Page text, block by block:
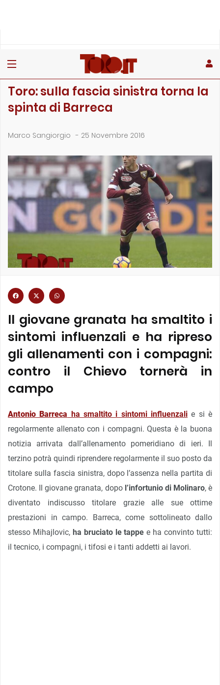
Toro: sulla fascia sinistra torna la
spinta di Barreca
Marco Sangiorgio - 25 Novembre 2016
Il giovane granata ha smaltito i
sintomi influenzali e ha ripreso
gli allenamenti con i compagni:
contro il Chievo tornerà in
campo
Antonio Barreca ha smaltito i sintomi influenzali e si è
regolarmente allenato con i compagni. Questa è la buona
notizia arrivata dall’allenamento pomeridiano di ieri. Il
terzino potrà quindi riprendere regolarmente il suo posto da
titolare sulla fascia sinistra, dopo l’assenza nella partita di
Crotone. Il giovane granata, dopo l’infortunio di Molinaro, è
diventato indiscusso titolare grazie alle sue ottime
prestazioni in campo. Barreca, come sottolineato dallo
stesso Mihajlovic, ha bruciato le tappe e ha convinto tutti:
il tecnico, i compagni, i tifosi e i tanti addetti ai lavori.